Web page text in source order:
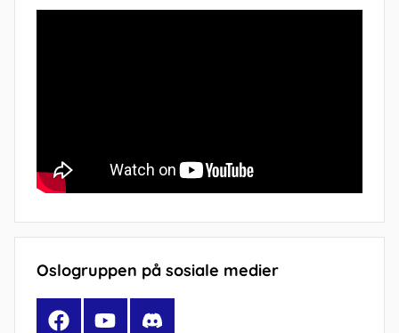
Oslogruppen på sosiale medier
FacebookYouTubeDiscord